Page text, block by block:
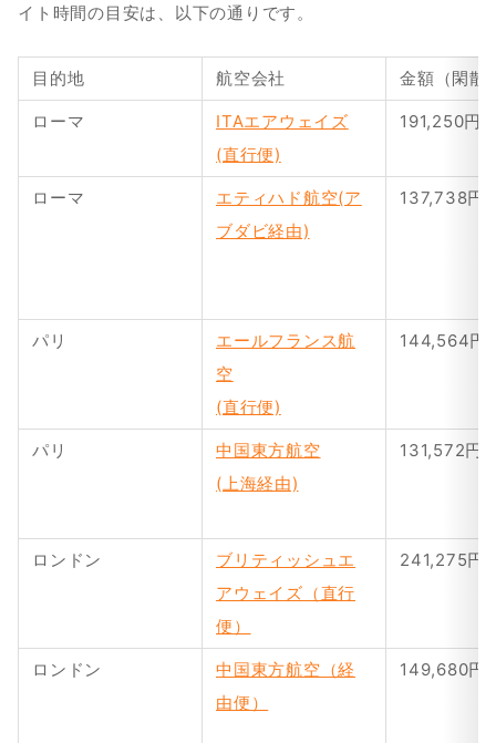
イト時間の目安は、以下の通りです。
目的地 航空会社 金額（閑散
ローマ
ITAエアウェイズ
(直行便)
191,250円
ローマ
エティハド航空(ア
ブダビ経由)
137,738円
パリ
エールフランス航
空
(直行便)
144,564円
パリ
中国東方航空
(上海経由)
131,572円
ロンドン
ブリティッシュエ
アウェイズ（直行
便）
241,275円
ロンドン
中国東方航空（経
由便）
149,680円